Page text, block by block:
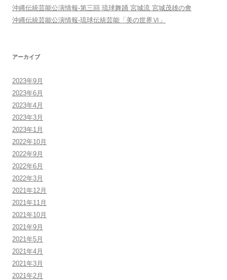
沖縄伝統芸能公演情報-第三回 琉球舞踊 宮城流 宮城茂雄の會
沖縄伝統芸能公演情報-琉球伝統芸能「美の世界Ⅵ」
アーカイブ
2023年9月
2023年6月
2023年4月
2023年3月
2023年1月
2022年10月
2022年9月
2022年6月
2022年3月
2021年12月
2021年11月
2021年10月
2021年9月
2021年5月
2021年4月
2021年3月
2021年2月